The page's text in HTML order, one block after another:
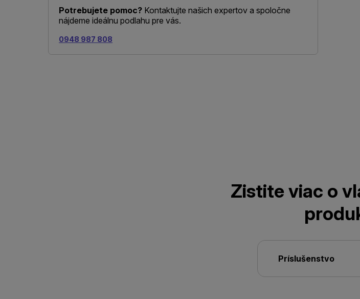
Potrebujete pomoc? Kontaktujte našich expertov a spoločne
nájdeme ideálnu podlahu pre vás.
0948 987 808
Zistite viac o
Príslušenstvo